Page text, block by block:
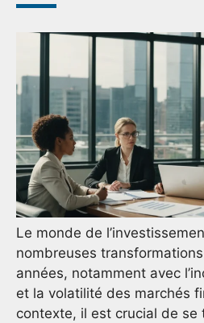
Le monde de
nombreuses
années, notamment avec
et la volatilité des marchés
contexte, il est crucial de se